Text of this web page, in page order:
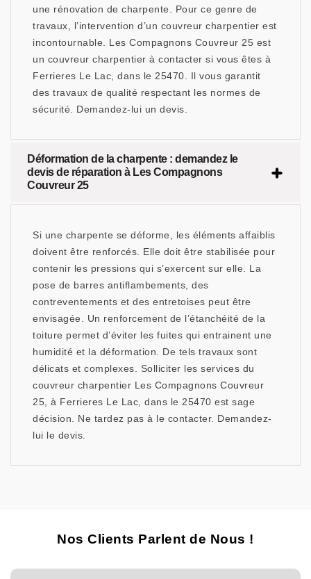
une rénovation de charpente. Pour ce genre de
travaux, l’intervention d’un couvreur charpentier est
incontournable. Les Compagnons Couvreur 25 est
un couvreur charpentier à contacter si vous êtes à
Ferrieres Le Lac, dans le 25470. Il vous garantit
des travaux de qualité respectant les normes de
sécurité. Demandez-lui un devis.
Déformation de la charpente : demandez le
devis de réparation à Les Compagnons
Couvreur 25
Si une charpente se déforme, les éléments affaiblis
doivent être renforcés. Elle doit être stabilisée pour
contenir les pressions qui s’exercent sur elle. La
pose de barres antiflambements, des
contreventements et des entretoises peut être
envisagée. Un renforcement de l’étanchéité de la
toiture permet d’éviter les fuites qui entrainent une
humidité et la déformation. De tels travaux sont
délicats et complexes. Solliciter les services du
couvreur charpentier Les Compagnons Couvreur
25, à Ferrieres Le Lac, dans le 25470 est sage
décision. Ne tardez pas à le contacter. Demandez-
lui le devis.
Nos Clients Parlent de Nous !